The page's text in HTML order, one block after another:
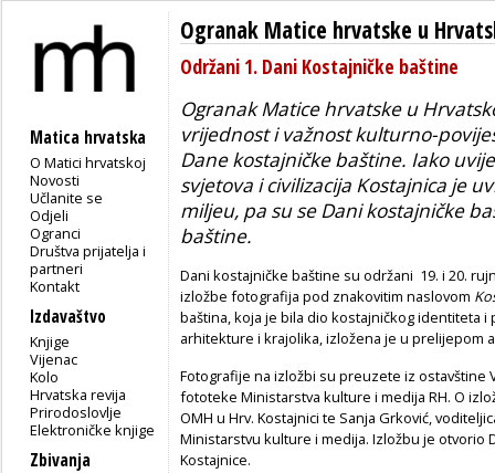
Matica hrvatska
O Matici hrvatskoj
Novosti
Učlanite se
Odjeli
Ogranci
Društva prijatelja i
partneri
Kontakt
Izdavaštvo
Knjige
Vijenac
Kolo
Hrvatska revija
Prirodoslovlje
Elektroničke knjige
Zbivanja
Ogranak Matice hrvatske u
Održani 1. Dani Kostajničke baštine
Ogranak Matice hrvatske u
vrijednost i važnost kulturno-
Dane kostajničke baštine. Iako
svjetova i civilizacija Kostajnica je
miljeu, pa su se Dani kostajničke
Dani kostajničke baštine su održani 19. i 20.
izložbe fotografija pod znakovitim naslovom
baština, koja je bila dio kostajničkog identiteta
arhitekture i krajolika, izložena je u prelijepom
Fotografije na izložbi su preuzete iz ostavštine
fototeke Ministarstva kulture i medija RH. O
OMH u Hrv. Kostajnici te Sanja Grković,
Ministarstvu kulture i medija. Izložbu je otvorio
Kostajnice.